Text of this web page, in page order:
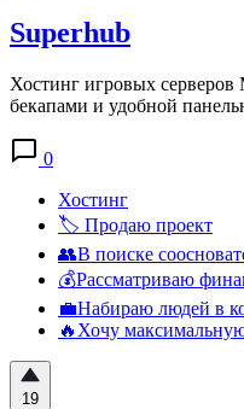
Superhub
Хостинг игровых
бекапами и удобной
0
Хостинг
🏷️ Продаю проект
👥В поиске
💰Рассматриваю
💼Набираю людей в
🔥Хочу
19